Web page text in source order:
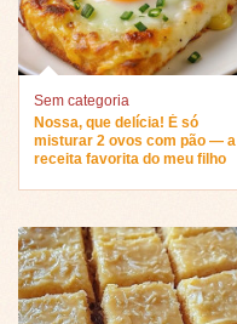
Sem categoria
Nossa, que delícia! É só
misturar 2 ovos com pão — a
receita favorita do meu filho